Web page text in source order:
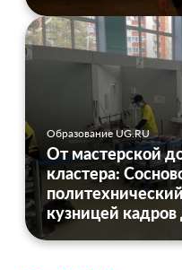
Образование UG.RU
От мастерской
кластера:
кузницей